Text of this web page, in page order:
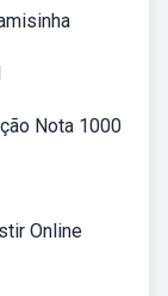
Nota 1000
Online